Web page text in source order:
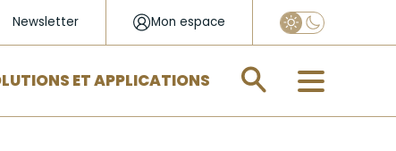
Newsletter Mon espace
Appliquer
ET APPLICATIONS